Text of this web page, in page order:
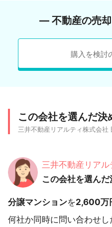
― 不動産の売
購入を検討
この会社を選んだ決
三井不動産リアルティ株式会社
三井不動産リア
この会社を選んだ
分譲マンションを2,600万
何社か同時に問い合わせ